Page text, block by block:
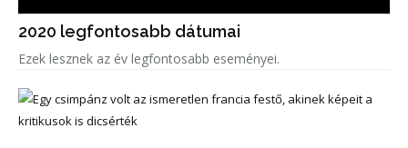
2020 legfontosabb dátumai
Ezek lesznek az év legfontosabb eseményei.